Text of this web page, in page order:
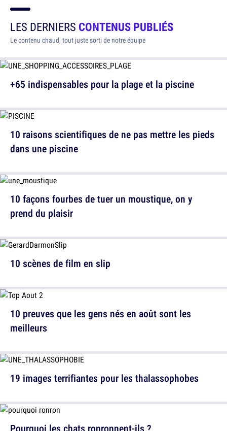
LES DERNIERS CONTENUS PUBLIÉS
Le contenu chaud, tout juste sorti de notre équipe
+65 indispensables pour la plage et la piscine
10 façons fourbes de tuer un moustique, on y
prend du plaisir
10 preuves que les gens nés en août sont les
meilleurs
10 raisons scientifiques de ne pas mettre les pieds
dans une piscine
10 scènes de film en slip
19 images terrifiantes pour les thalassophobes